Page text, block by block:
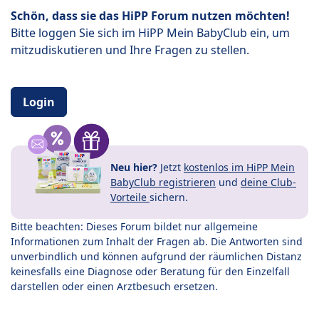
Schön, dass sie das HiPP Forum nutzen möchten!
Bitte loggen Sie sich im HiPP Mein BabyClub ein, um
mitzudiskutieren und Ihre Fragen zu stellen.
Login
Neu hier? Jetzt kostenlos im HiPP Mein
BabyClub registrieren und deine Club-
Vorteile sichern.
Bitte beachten: Dieses Forum bildet nur allgemeine
Informationen zum Inhalt der Fragen ab. Die Antworten sind
unverbindlich und können aufgrund der räumlichen Distanz
keinesfalls eine Diagnose oder Beratung für den Einzelfall
darstellen oder einen Arztbesuch ersetzen.